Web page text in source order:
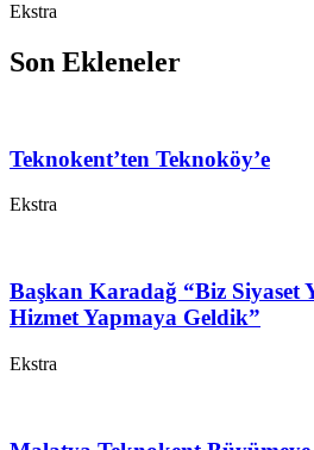
Ekstra
Son Ekleneler
Teknokent’ten Teknoköy’e
Ekstra
Başkan Karadağ “Biz Siyaset
Hizmet Yapmaya Geldik”
Ekstra